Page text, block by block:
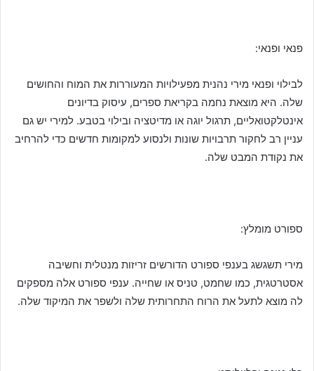
פנאי ופנאי:
לבילוי ופנאי מירי נהנית מפעילויות המעוררות את המוח והחושים
שלה. היא מוצאת נחמה בקריאת ספרים, עיסוק בדיונים
אינטלקטואליים, תרגול יוגה או מדיטציה ובילוי בטבע. למירי יש גם
עניין רב לחקור תרבויות שונות ולנסוע למקומות חדשים כדי להרחיב
את נקודת המבט שלה.
ספורט מומלץ:
מירי תשגשג בענפי ספורט הדורשים זריזות מנטלית וחשיבה
אסטרטגית, כמו שחמט, טניס או שחייה. ענפי ספורט אלה מספקים
לה מוצא לתעל את הרוח התחרותית שלה ולשפר את המיקוד שלה.